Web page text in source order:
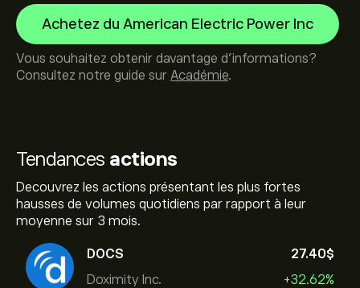
Tendances actions
Decouvrez les actions présentant les plus fortes
hausses de volumes quotidiens par rapport à leur
moyenne sur 3 mois.
DOCS
Doximity Inc.
27.40‎$‎
+32.62%
Achetez du American Electric Power Inc
Vous souhaitez obtenir davantage d'informations?
Consultez notre guide sur Académie.